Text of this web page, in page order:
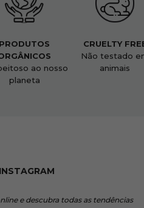
PRODUTOS
ao nosso
planeta
CRUELTY
Não testado
animais
e descubra todas as tendências